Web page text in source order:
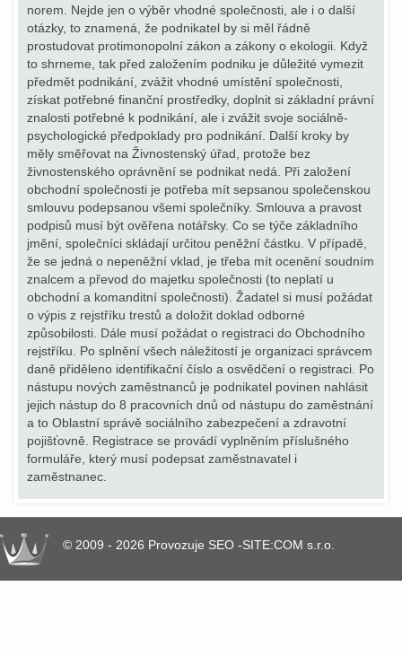
norem. Nejde jen o výběr vhodné společnosti, ale i o další
otázky, to znamená, že podnikatel by si měl řádně
prostudovat protimonopolní zákon a zákony o ekologii. Když
to shrneme, tak před založením podniku je důležité vymezit
předmět podnikání, zvážit vhodné umístění společnosti,
získat potřebné finanční prostředky, doplnit si základní právní
znalosti potřebné k podnikání, ale i zvážit svoje sociálně-
psychologické předpoklady pro podnikání. Další kroky by
měly směřovat na Živnostenský úřad, protože bez
živnostenského oprávnění se podnikat nedá. Při založení
obchodní společnosti je potřeba mít sepsanou společenskou
smlouvu podepsanou všemi společníky. Smlouva a pravost
podpisů musí být ověřena notářsky. Co se týče základního
jmění, společníci skládají určitou peněžní částku. V případě,
že se jedná o nepeněžní vklad, je třeba mít ocenění soudním
znalcem a převod do majetku společnosti (to neplatí u
obchodní a komanditní společnosti). Žadatel si musí požádat
o výpis z rejstříku trestů a doložit doklad odborné
způsobilosti. Dále musí požádat o registraci do Obchodního
rejstříku. Po splnění všech náležitostí je organizaci správcem
daně přiděleno identifikační číslo a osvědčení o registraci. Po
nástupu nových zaměstnanců je podnikatel povinen nahlásit
jejich nástup do 8 pracovních dnů od nástupu do zaměstnání
a to Oblastní správě sociálního zabezpečení a zdravotní
pojišťovně. Registrace se provádí vyplněním příslušného
formuláře, který musí podepsat zaměstnavatel i
zaměstnanec.
© 2009 - 2026 Provozuje SEO -SITE:COM s.r.o.